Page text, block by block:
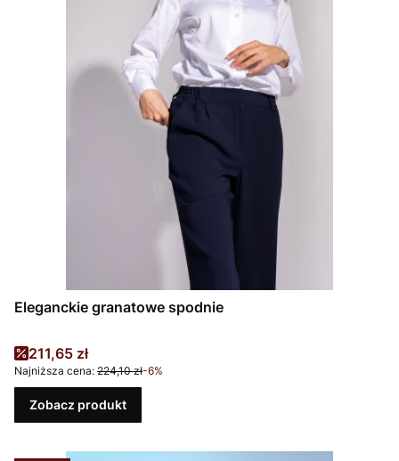
Eleganckie granatowe spodnie
Cena promocyjna
211,65 zł
Najniższa cena: 224,10 zł-6%
Zobacz produkt